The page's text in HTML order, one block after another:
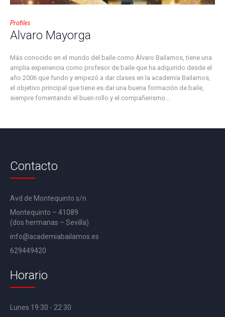
Profiles
Alvaro Mayorga
Más conocido en el mundo del baile como Álvaro Bailamos, tiene una
amplia experiencia como profesor de baile que ha adquirido desde el
año 2006 que fundo y empezó a dar clases en la academia Bailamos,
el objetivo principal que tiene es dar una buena formación de baile,
siempre fomentando el buen rollo y el compañerismo...
Contacto
Avd de Montequinto s/n
Montequinto – 41089
(dos hermanas – Sevilla)
info@academiabailamos.es
629449420
Horario
Lunes 19:30 - 22:30